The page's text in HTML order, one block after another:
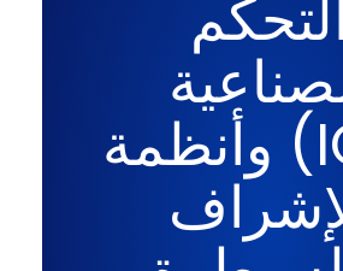
التحكم
(ICS) وأنظمة